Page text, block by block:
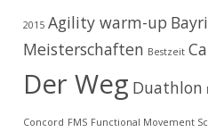
2015 Agility warm-up
Meisterschaften Bestzeit
Der Weg Duathlon
Concord FMS Functional Movement